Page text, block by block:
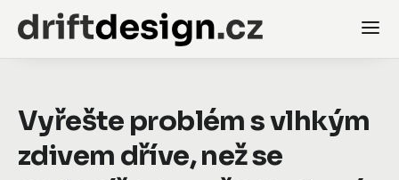
Vyřešte problém s vlhkým
zdivem dříve, než se